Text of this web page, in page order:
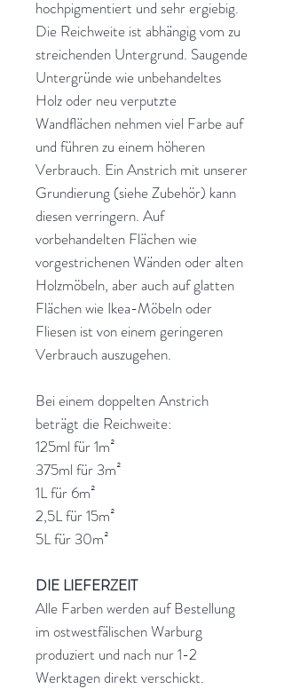
hochpigmentiert und sehr ergiebig.
Die Reichweite ist abhängig vom zu
streichenden Untergrund. Saugende
Untergründe wie unbehandeltes
Holz oder neu verputzte
Wandflächen nehmen viel Farbe auf
und führen zu einem höheren
Verbrauch. Ein Anstrich mit unserer
Grundierung (siehe Zubehör) kann
diesen verringern. Auf
vorbehandelten Flächen wie
vorgestrichenen Wänden oder alten
Holzmöbeln, aber auch auf glatten
Flächen wie Ikea-Möbeln oder
Fliesen ist von einem geringeren
Verbrauch auszugehen.
Bei einem doppelten Anstrich
beträgt die Reichweite:
125ml für 1m²
375ml für 3m²
1L für 6m²
2,5L für 15m²
5L für 30m²
DIE LIEFERZEIT
Alle Farben werden auf Bestellung
im ostwestfälischen Warburg
produziert und nach nur 1-2
Werktagen direkt verschickt.